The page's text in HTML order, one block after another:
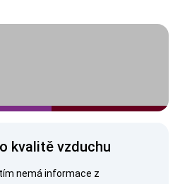
kvalitě vzduchu
nemá informace z